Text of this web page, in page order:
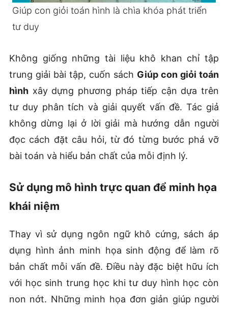
Giúp con giỏi toán hình là chìa khóa phát triển
tư duy
Không giống những tài liệu khô khan chỉ tập
trung giải bài tập, cuốn sách Giúp con giỏi toán
hìnhxây dựng phương pháp tiếp cận dựa trên
tư duy phân tích và giải quyết vấn đề. Tác giả
không dừng lại ở lời giải mà hướng dẫn người
đọc cách đặt câu hỏi, từ đó từng bước phá vỡ
bài toán và hiểu bản chất của mỗi định lý.
Sử dụng mô hình trực quan để minh họa
khái niệm
Thay vì sử dụng ngôn ngữ khô cứng, sách áp
dụng hình ảnh minh họa sinh động để làm rõ
bản chất mỗi vấn đề. Điều này đặc biệt hữu ích
với học sinh trung học khi tư duy hình học còn
non nớt. Những minh họa đơn giản giúp người